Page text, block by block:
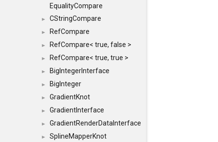
EqualityCompare
► CStringCompare
► RefCompare
► RefCompare< true, false >
► RefCompare< true, true >
► BigIntegerInterface
► BigInteger
► GradientKnot
► GradientInterface
► GradientRenderDataInterface
► SplineMapperKnot